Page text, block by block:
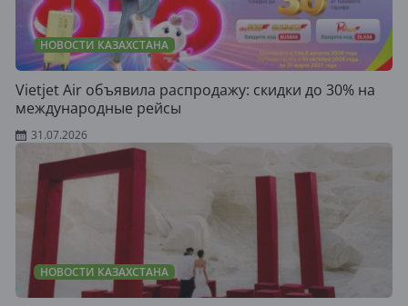
НОВОСТИ КАЗАХСТАНА
Vietjet Air объявила распродажу: скидки до 30% на
международные рейсы
31.07.2026
НОВОСТИ КАЗАХСТАНА